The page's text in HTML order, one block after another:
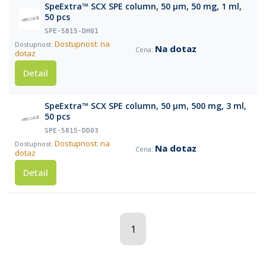
SpeExtra™ SCX SPE column, 50 µm, 50 mg, 1 ml,
50 pcs
SPE-5815-DH01
Dostupnost: na
dotaz
Na dotaz
Detail
SpeExtra™ SCX SPE column, 50 µm, 500 mg, 3 ml,
50 pcs
SPE-5815-DD03
Dostupnost: na
dotaz
Na dotaz
Detail
1